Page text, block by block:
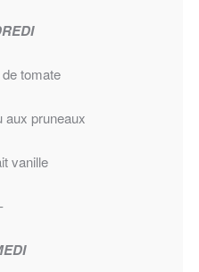
tomate
aux pruneaux
vanille